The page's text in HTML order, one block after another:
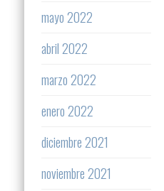
mayo 2022
abril 2022
marzo 2022
enero 2022
diciembre 2021
noviembre 2021